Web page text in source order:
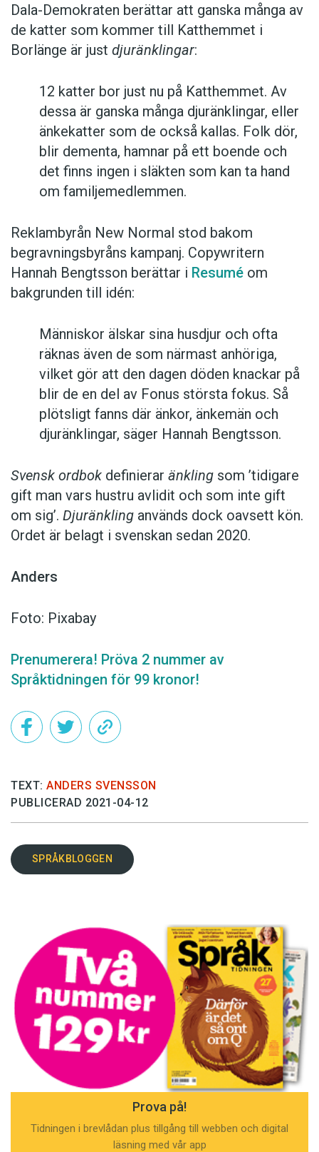
Dala-Demokraten berättar att ganska många av
de katter som kommer till Katthemmet i
Borlänge är just djuränklingar:
12 katter bor just nu på Katthemmet. Av
dessa är ganska många djuränklingar, eller
änkekatter som de också kallas. Folk dör,
blir dementa, hamnar på ett boende och
det finns ingen i släkten som kan ta hand
om familjemedlemmen.
Reklambyrån New Normal stod bakom
begravningsbyråns kampanj. Copywritern
Hannah Bengtsson berättar i Resumé om
bakgrunden till idén:
Människor älskar sina husdjur och ofta
räknas även de som närmast anhöriga,
vilket gör att den dagen döden knackar på
blir de en del av Fonus största fokus. Så
plötsligt fanns där änkor, änkemän och
djuränklingar, säger Hannah Bengtsson.
Svensk ordbok definierar änkling som ’tidigare
gift man vars hustru av­lidit och som inte gift
om sig’. Djuränkling används dock oavsett kön.
Ordet är belagt i svenskan sedan 2020.
Anders
Foto: Pixabay
Prenumerera! Pröva 2 nummer av
Språktidningen för 99 kronor!
TEXT: ANDERS SVENSSON
PUBLICERAD 2021-04-12
SPRÅKBLOGGEN
Prova på!
Tidningen i brevlådan plus tillgång till webben och digital
läsning med vår app